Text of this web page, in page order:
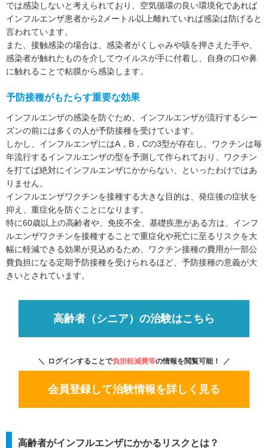
では感染しないと考えられており、空気循環の良い環境化であれば
インフルエンザ患者から2メートル以上離れていれば感染は防げると
言われています。
また、接触感染の場合は、感染者がくしゃみや咳を押さえた手や、
感染者が触れたものを介してウイルスが手に付着し、自身の口や鼻
に触れることで粘膜から感染します。
予防接種がもたらす重要な効果
インフルエンザの感染を防ぐため、インフルエンザが流行するシー
ズンの前には多くの人が予防接種を受けています。
しかし、インフルエンザにはA，B，Cの3型が存在し、ワクチンは毎
年流行するインフルエンザの型を予測して作られており、ワクチン
を打てば絶対にインフルエンザにかからない、といったわけではあ
りません。
インフルエンザワクチンを接種する大きな目的は、発症後の症状を
抑え、重症化を防ぐことになります。
特に60歳以上の高齢者や、免疫不全、基礎疾患がある方は、インフ
ルエンザワクチンを接種することで重症化や死亡に至るリスクを大
幅に軽減できる効果が見込めるため、ワクチン接種の費用が一部公
費負担になる定期予防接種を受けられるほど、予防接種の意義が大
きいとされています。
高齢者（シニア）の治験はこちら
ログインすることで負担軽減費等の情報を閲覧可能！
会員登録して治験情報を詳しく見る
高齢者がインフルエンザにかかるリスクとは？